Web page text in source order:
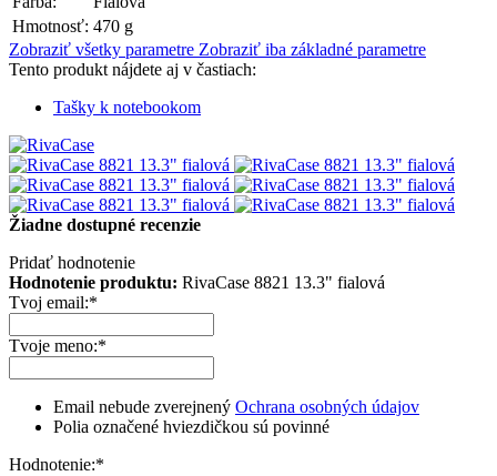
Hmotnosť: 470 g
Zobraziť všetky parametre Zobraziť iba základné parametre
Tento produkt nájdete aj v častiach:
Tašky k notebookom
Žiadne dostupné recenzie
Pridať hodnotenie
Hodnotenie produktu: RivaCase 8821 13.3" fialová
Tvoj email:*
Tvoje meno:*
Email nebude zverejnený Ochrana osobných údajov
Polia označené hviezdičkou sú povinné
Hodnotenie:*